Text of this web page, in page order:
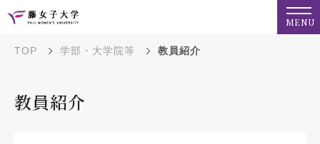
MENU
TOP 学部・大学院等 教員紹介
教員紹介